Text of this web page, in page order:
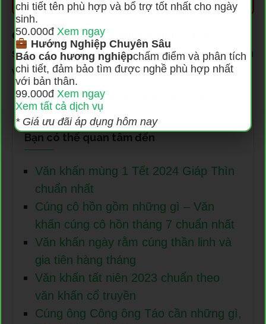
Cám ơn bạn đã theo dõi bài viết!
sẻ bài viết nếu bạn thấy thông tin ở trên sẽ hữu ích
với nhiều người.
Chúc bạn buổi chiều tốt lành!
Bạn có thể quan tâm đến
Văn khấn mùng 1 Tết 2024 Giáp Thìn
chuẩn nhất
Cúng cô hồn gồm những gì – Văn
khấn cúng cô hồn tháng 7 chuẩn nhất
Văn khấn ngày rằm cúng thần linh và
gia tiên hàng tháng
Văn khấn tất niên 2023 chuẩn theo
văn khấn cổ truyền
Cúng ông Công ông Táo cần những gì,
chi tiết tên phù hợp và bổ trợ tốt nhất cho ngày
sinh.
50.000đ Xem ngay
Hướng Nghiệp Chuyên Sâu
Báo cáo hương nghiệpchấm điểm và phân tích
chi tiết, đảm bảo tìm được nghề phù hợp nhất
với bản thân.
99.000đ Xem ngay
Xem tất cả dịch vụ
* Giá ưu đãi áp dụng hôm nay